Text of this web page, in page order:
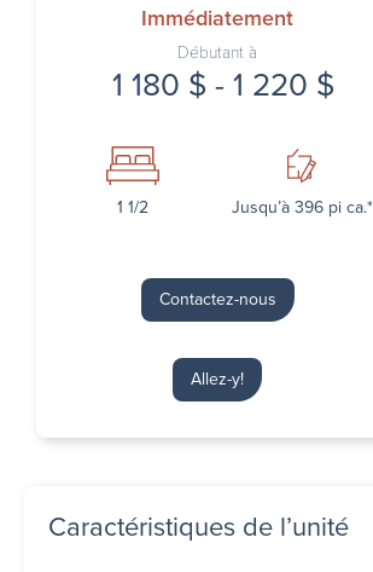
Immédiatement
Débutant à
1 180 $ - 1 220 $
1 1/2 Jusqu’à 396 pi ca.*
Contactez-nous
Allez-y!
Caractéristiques de l’unité